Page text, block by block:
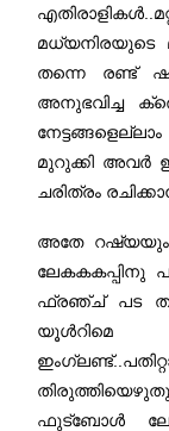
മധ്യനിരയുടെ
തന്നെ രണ്ട്
അനുഭവിച്ച
മുറുക്കി അവര്‍
ചരിത്രം
അതേ റഷ്യയും
ഫ്രഞ്ച് പട
യൂള്‍റിമെ
ഫുട്ബോള്‍